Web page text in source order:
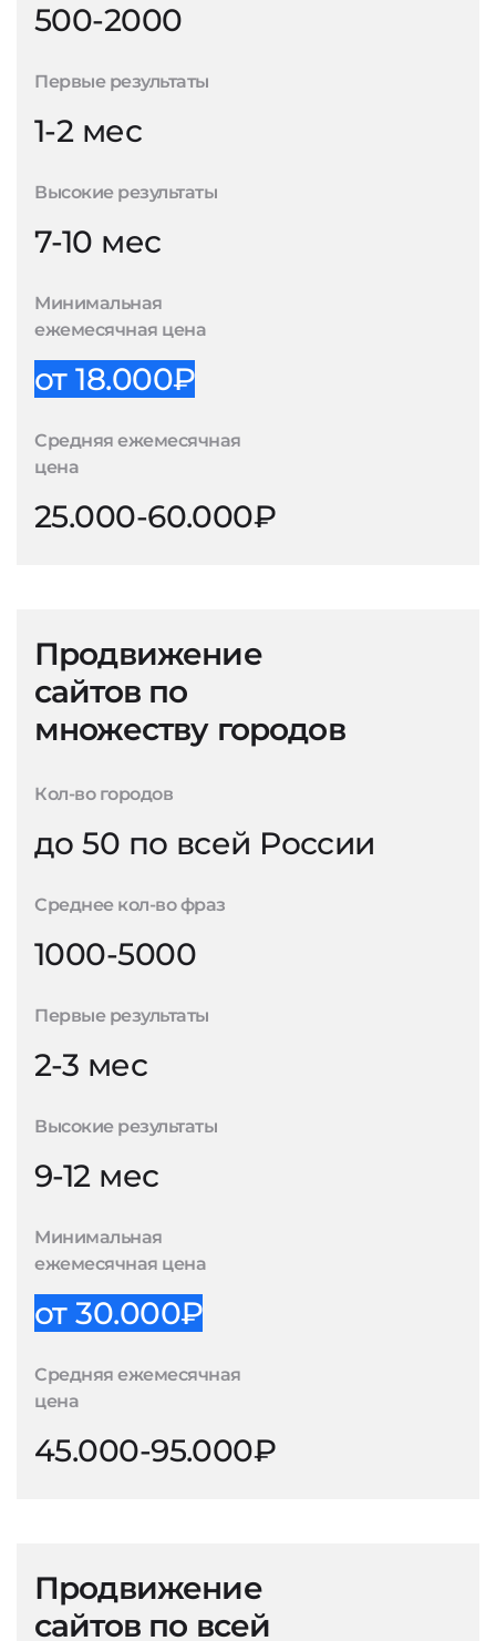
500-2000
Первые результаты
1-2 мес
Высокие результаты
7-10 мес
Минимальная
ежемесячная цена
от 18.000₽
Средняя ежемесячная
цена
25.000-60.000₽
Продвижение
сайтов по
множеству городов
Кол-во городов
до 50 по всей России
Среднее кол-во фраз
1000-5000
Первые результаты
2-3 мес
Высокие результаты
9-12 мес
Минимальная
ежемесячная цена
от 30.000₽
Средняя ежемесячная
цена
45.000-95.000₽
Продвижение
сайтов по всей